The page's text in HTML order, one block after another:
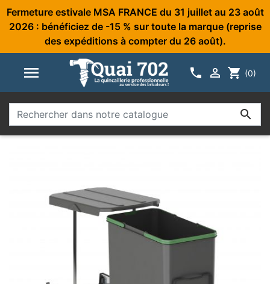
Fermeture estivale MSA FRANCE du 31 juillet au 23 août
2026 : bénéficiez de -15 % sur toute la marque (reprise
des expéditions à compter du 26 août).
   shopping_cart (0)
